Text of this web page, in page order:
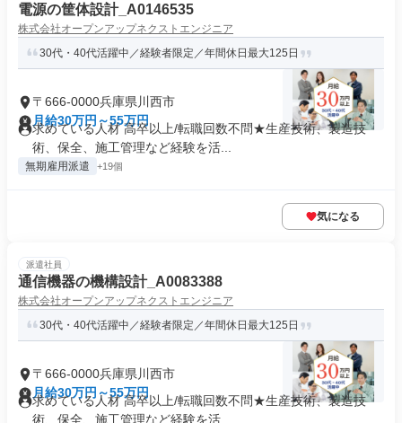
電源の筐体設計_A0146535
株式会社オープンアップネクストエンジニア
30代・40代活躍中／経験者限定／年間休日最大125日
〒666-0000兵庫県川西市
月給30万円～55万円
求めている人材 高卒以上/転職回数不問★生産技術、製造技
術、保全、施工管理など経験を活...
無期雇用派遣 +19個
気になる
派遣社員
通信機器の機構設計_A0083388
株式会社オープンアップネクストエンジニア
30代・40代活躍中／経験者限定／年間休日最大125日
〒666-0000兵庫県川西市
月給30万円～55万円
求めている人材 高卒以上/転職回数不問★生産技術、製造技
術、保全、施工管理など経験を活...